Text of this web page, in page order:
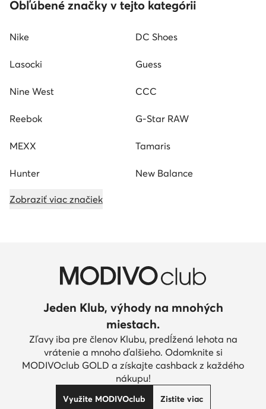
Obľúbené značky v tejto kategórii
Nike DC Shoes
Lasocki Guess
Nine West CCC
Reebok G-Star RAW
MEXX Tamaris
Hunter New Balance
Zobraziť viac značiek
Jeden Klub, výhody na mnohých
miestach.
Zľavy iba pre členov Klubu, predĺžená lehota na
vrátenie a mnoho ďalšieho. Odomknite si
MODIVOclub GOLD a získajte cashback z každého
nákupu!
Využite MODIVOclub Zistite viac